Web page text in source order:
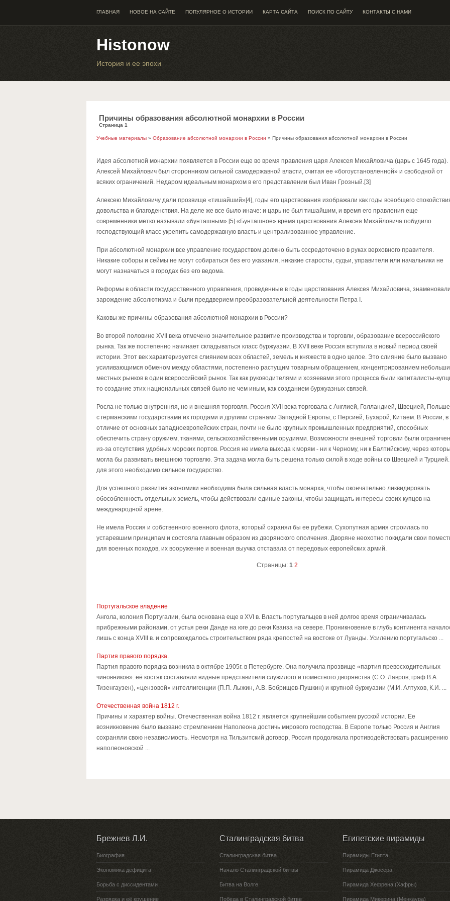
ГЛАВНАЯ НОВОЕ НА САЙТЕ ПОПУЛЯРНОЕ О ИСТОРИИ КАРТА САЙТА ПОИСК ПО САЙТУ КОНТАКТЫ С НАМИ
Histonow
История и ее эпохи
Причины образования абсолютной монархии в России
Страница 1
Учебные материалы » Образование абсолютной монархии в России » Причины образования абсолютной монархии в России
Идея абсолютной монархии появляется в России еще во время правления царя Алексея Михайловича (царь с 1645 года).
Алексей Михайлович был сторонником сильной самодержавной власти, считая ее «богоустановленной» и свободной от
всяких ограничений. Недаром идеальным монархом в его представлении был Иван Грозный.[3]
Алексею Михайловичу дали прозвище «тишайший»[4], годы его царствования изображали как годы всеобщего
довольства и благоденствия. На деле же все было иначе: и царь не был тишайшим, и время его правления еще
современники метко называли «бунташным».[5] «Бунташное» время царствования Алексея Михайловича побудило
господствующий класс укрепить самодержавную власть и централизованное управление.
При абсолютной монархии все управление государством должно быть сосредоточено в руках верховного правителя.
Никакие соборы и сеймы не могут собираться без его указания, никакие старосты, судьи, управители или начальники не
могут назначаться в городах без его ведома.
Реформы в области государственного управления, проведенные в годы царствования Алексея Михайловича, знаменовали
зарождение абсолютизма и были преддверием преобразовательной деятельности Петра I.
Каковы же причины образования абсолютной монархии в России?
Во второй половине XVII века отмечено значительное развитие производства и торговли, образование всероссийского
рынка. Так же постепенно начинает складываться класс буржуазии. В XVII веке Россия вступила в новый период своей
истории. Этот век характеризуется слиянием всех областей, земель и княжеств в одно целое. Это слияние было вызвано
усиливающимся обменом между областями, постепенно растущим товарным обращением, концентрированием
местных рынков в один всероссийский рынок. Так как руководителями и хозяевами этого процесса были капиталисты-
то создание этих национальных связей было не чем иным, как созданием буржуазных связей.
Росла не только внутренняя, но и внешняя торговля. Россия XVII века торговала с Англией, Голландией, Швецией,
с германскими государствами их городами и другими странами Западной Европы, с Персией, Бухарой, Китаем. В России, в
отличие от основных западноевропейских стран, почти не было крупных промышленных предприятий, способных
обеспечить страну оружием, тканями, сельскохозяйственными орудиями. Возможности внешней торговли были
из-за отсутствия удобных морских портов. Россия не имела выхода к морям - ни к Черному, ни к Балтийскому, через
могла бы развивать внешнюю торговлю. Эта задача могла быть решена только силой в ходе войны со Швецией и
для этого необходимо сильное государство.
Для успешного развития экономики необходима была сильная власть монарха, чтобы окончательно ликвидировать
обособленность отдельных земель, чтобы действовали единые законы, чтобы защищать интересы своих купцов на
международной арене.
Не имела Россия и собственного военного флота, который охранял бы ее рубежи. Сухопутная армия строилась по
устаревшим принципам и состояла главным образом из дворянского ополчения. Дворяне неохотно покидали свои
для военных походов, их вооружение и военная выучка отставала от передовых европейских армий.
Страницы: 1 2
Португальское владение
Ангола, колония Португалии, была основана еще в XVI в. Власть португальцев в ней долгое время ограничивалась
прибрежными районами, от устья реки Данде на юге до реки Кванза на севере. Проникновение в глубь континента
лишь с конца XVIII в. и сопровождалось строительством ряда крепостей на востоке от Луанды. Усилению португальско ...
Партия правого порядка.
Партия правого порядка возникла в октябре 1905г. в Петербурге. Она получила прозвище «партия превосходительных
чиновников»: её костяк составляли видные представители служилого и поместного дворянства (С.О. Лавров, граф В.А.
Тизенгаузен), «цензовой» интеллигенции (П.П. Лыжин, А.В. Бобрищев-Пушкин) и крупной буржуазии (М.И. Алтухов, К.И. ...
Отечественная война 1812 г.
Причины и характер войны. Отечественная война 1812 г. является крупнейшим событием русской истории. Ее
возникновение было вызвано стремлением Наполеона достичь мирового господства. В Европе только Россия и Англия
сохраняли свою независимость. Несмотря на Тильзитский договор, Россия продолжала противодействовать расширению
наполеоновской ...
Брежнев Л.И.
Биография
Экономика дефицита
Борьба с диссидентами
Разрядка и её крушение
Сталинградская битва
Сталинградская битва
Начало Сталинградской битвы
Битва на Волге
Победа в Сталинградской битве
Египетские пирамиды
Пирамиды Египта
Пирамида Джосера
Пирамида Хефрена (Хафры)
Пирамида Микерина (Менкаура)